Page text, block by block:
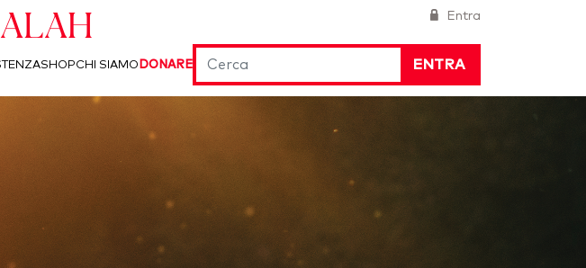
Entra
ENTRA
SHOPCHI SIAMO DONARE